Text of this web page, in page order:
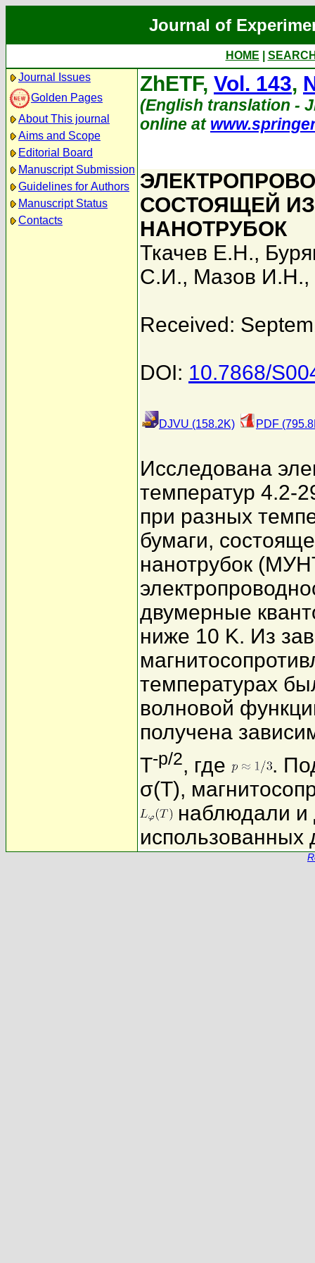
Journal of
HOME
Journal Issues
Golden Pages
About This journal
Aims and Scope
Editorial Board
Manuscript Submission
Guidelines for Authors
Manuscript Status
Contacts
ZhETF, Vol. 143,
(English translation -
online at
СОСТОЯЩЕЙ
НАНОТРУБОК
Ткачев Е.Н.,
С.И., Мазов И.Н.,
Received:
DOI: 10.7868/
DJVU (158.2K) PDF
Исследована
температур 4.2-
при разных
бумаги,
нанотрубок
двумерные
ниже 10 K. Из
температурах
волновой
получена
T-p/2, где
.
σ(T),
наблюдали
использованных